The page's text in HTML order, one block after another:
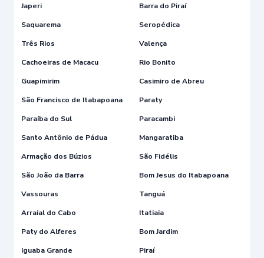
Japeri
Barra do Piraí
Saquarema
Seropédica
Três Rios
Valença
Cachoeiras de Macacu
Rio Bonito
Guapimirim
Casimiro de Abreu
São Francisco de Itabapoana
Paraty
Paraíba do Sul
Paracambi
Santo Antônio de Pádua
Mangaratiba
Armação dos Búzios
São Fidélis
São João da Barra
Bom Jesus do Itabapoana
Vassouras
Tanguá
Arraial do Cabo
Itatiaia
Paty do Alferes
Bom Jardim
Iguaba Grande
Piraí